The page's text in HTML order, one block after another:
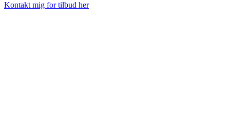
Kontakt mig for tilbud her